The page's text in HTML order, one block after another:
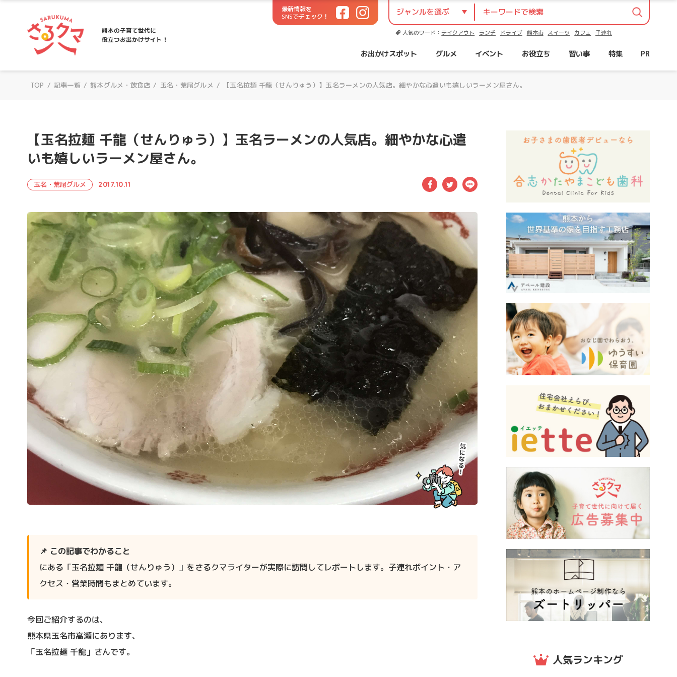
さるクマ-さるこう、熊本-｜熊本の子育て世代に役立つお出かけサイト！
熊本の子育て世代に
役立つお出かけサイト！
最新情報を
SNSでチェック！
人気のワード：テイクアウト ランチ ドライブ 熊本市 スイーツ カフェ 子連れ
お出かけスポット グルメ イベント お役立ち 習い事 特集 PR
TOP / 記事一覧 / 熊本グルメ・飲食店 / 玉名・荒尾グルメ / 【玉名拉麺 千龍（せんりゅう）】玉名ラーメンの人気店。細やかな心遣いも嬉しいラーメン屋さん。
【玉名拉麺 千龍（せんりゅう）】玉名ラーメンの人気店。細やかな心遣
いも嬉しいラーメン屋さん。
玉名・荒尾グルメ 2017.10.11 Facebook
TwitterLINE
📌 この記事でわかること
にある「玉名拉麺 千龍（せんりゅう）」をさるクマライターが実際に訪問してレポートします。子連れポイント・ア
クセス・営業時間もまとめています。
今回ご紹介するのは、
熊本県玉名市高瀬にあります、
「玉名拉麺 千龍」さんです。
人気ランキング